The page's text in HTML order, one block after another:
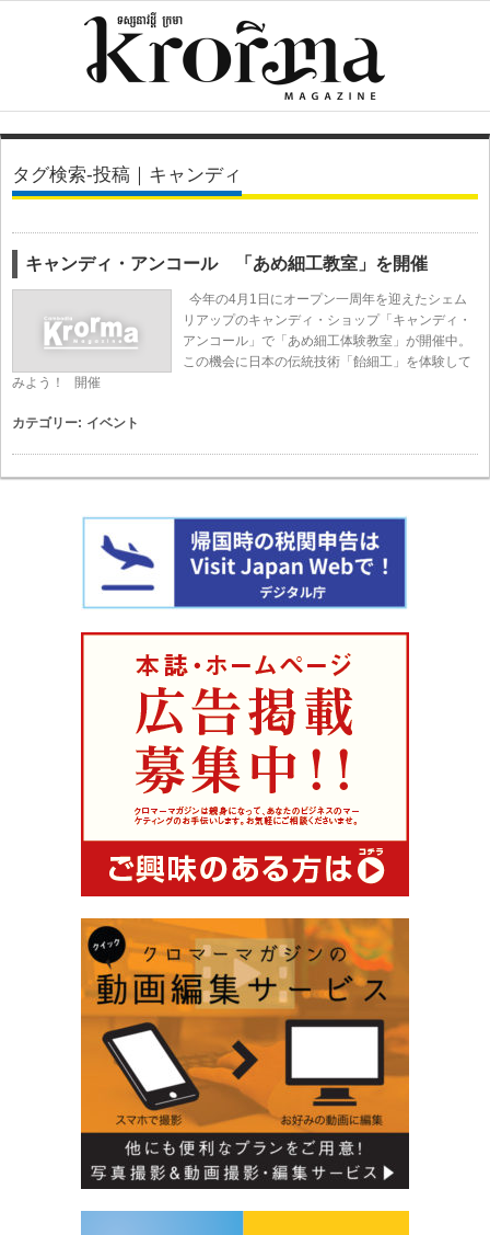
タグ検索-投稿｜キャンディ
キャンディ・アンコール 「あめ細工教室」を開催
今年の4月1日にオープン一周年を迎えたシェム
リアップのキャンディ・ショップ「キャンディ・
アンコール」で「あめ細工体験教室」が開催中。
この機会に日本の伝統技術「飴細工」を体験して
みよう！ 開催
カテゴリー: イベント